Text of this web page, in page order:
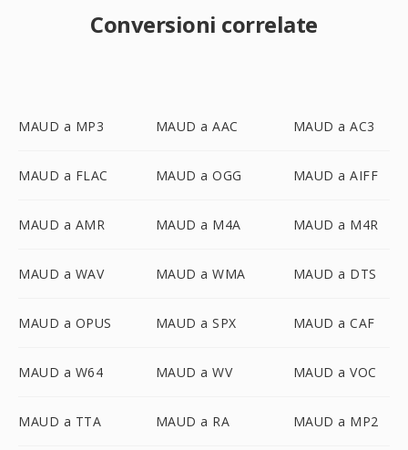
Conversioni correlate
MAUD a MP3 MAUD a AAC MAUD a AC3
MAUD a FLAC MAUD a OGG MAUD a AIFF
MAUD a AMR MAUD a M4A MAUD a M4R
MAUD a WAV MAUD a WMA MAUD a DTS
MAUD a OPUS MAUD a SPX MAUD a CAF
MAUD a W64 MAUD a WV MAUD a VOC
MAUD a TTA MAUD a RA MAUD a MP2